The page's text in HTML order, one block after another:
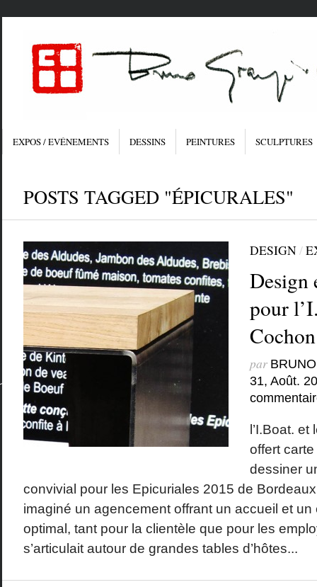
EXPOS / EVÉNEMENTS DESSINS PEINTURES SCULPTURES
POSTS TAGGED "ÉPICURALES"
DESIGN/
Design
pour
par
31, Août.
l’I.Boat.
offert
dessiner
convivial pour les Epicuriales 2015 de
imaginé un agencement offrant un accueil et
optimal, tant pour la clientèle que pour les
s’articulait autour de grandes tables d’hôtes...